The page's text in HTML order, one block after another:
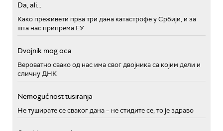
Da, ali...
Како преживети прва три дана катастрофе у Србији, и за
шта нас припрема ЕУ
Dvojnik mog oca
Вероватно свако од нас има свог двојника са којим дели и
сличну ДНК
Nemogućnost tusiranja
Не туширате се сваког дана – не стидите се, то је здраво